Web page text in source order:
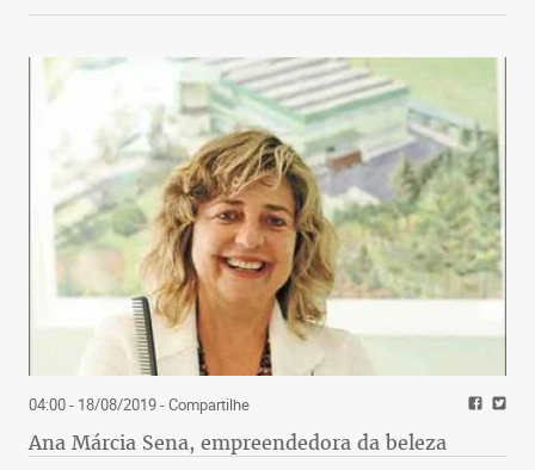
04:00 - 18/08/2019- Compartilhe
Ana Márcia Sena, empreendedora da beleza